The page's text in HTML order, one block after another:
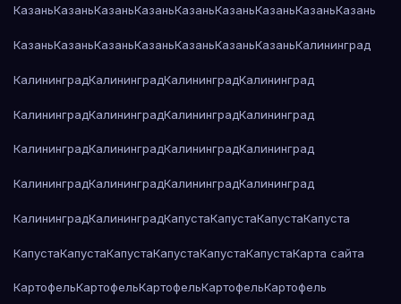
КазаньКазаньКазаньКазаньКазаньКазаньКазаньКазаньКазань
КазаньКазаньКазаньКазаньКазаньКазаньКазаньКалининград
КалининградКалининградКалининградКалининград
КалининградКалининградКалининградКалининград
КалининградКалининградКалининградКалининград
КалининградКалининградКалининградКалининград
КалининградКалининградКапустаКапустаКапустаКапуста
КапустаКапустаКапустаКапустаКапустаКапустаКарта сайта
КартофельКартофельКартофельКартофельКартофель